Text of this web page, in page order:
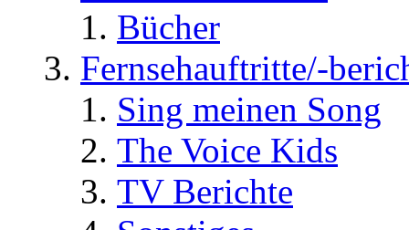
Bücher
Fernsehauftritte/-
Sing meinen Song
The Voice Kids
TV Berichte